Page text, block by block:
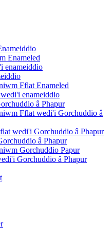
Enameled
enameiddio
Fflat Enameled
enameiddio
â Phapur
Fflat wedi'i Gorchuddio â
wedi'i Gorchuddio â Phapur
â Phapur
Gorchuddio Papur
Gorchuddio â Phapur